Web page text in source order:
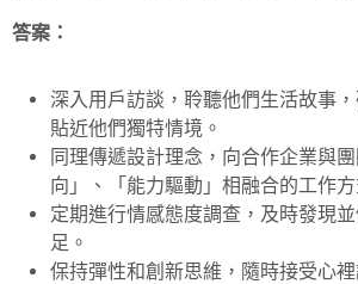
答案：
深入用戶訪談，聆聽他們生活故事
貼近他們獨特情境。
同理傳遞設計理念，向合作企業與
向」、「能力驅動」相融合的工作方
定期進行情感態度調查，及時發現
足。
保持彈性和創新思維，隨時接受心